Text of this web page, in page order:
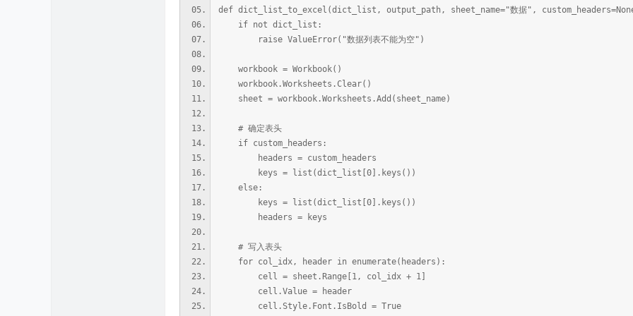
def dict_list_to_excel(dict_list, output_path, sheet_name="数据",
if not dict_list:
raise ValueError("数据列表不能为空")
workbook = Workbook()
workbook.Worksheets.Clear()
sheet = workbook.Worksheets.Add(sheet_name)
# 确定表头
if custom_headers:
headers = custom_headers
keys = list(dict_list[0].keys())
else:
keys = list(dict_list[0].keys())
headers = keys
# 写入表头
for col_idx, header in enumerate(headers):
cell = sheet.Range[1, col_idx + 1]
cell.Value = header
cell.Style.Font.IsBold = True